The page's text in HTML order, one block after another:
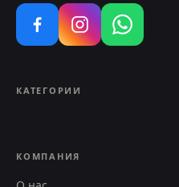
КАТЕГОРИИ
КОМПАНИЯ